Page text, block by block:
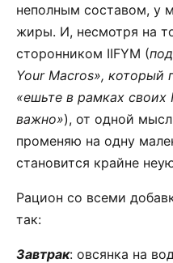
неполным составом, у
жиры. И, несмотря на
сторонником IIFYM (
Your Macros»,
«ешьте в рамках
важно»), от одной
променяю на одну
становится крайне
Рацион со всеми
так:
Завтрак: овсянка на